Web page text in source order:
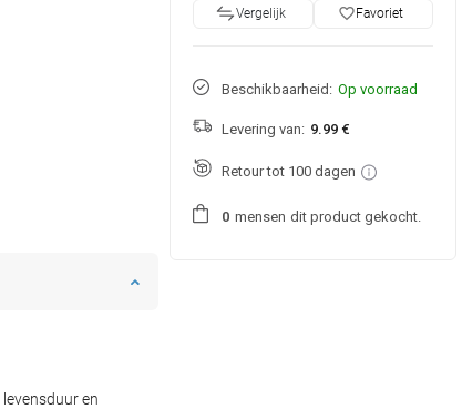
en
Vergelijk favorite_borderFavoriet
Beschikbaarheid: Op voorraad
Levering van: 9.99 €
Retour tot 100 dagen
0 mensen dit product gekocht.